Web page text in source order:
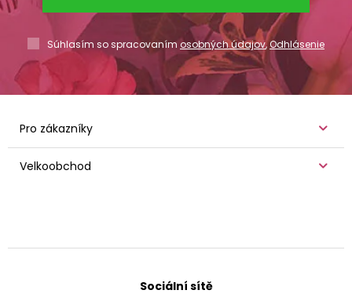
Súhlasím so spracovaním osobných údajov,Odhlásenie
Pro zákazníky
Velkoobchod
Sociální sítě